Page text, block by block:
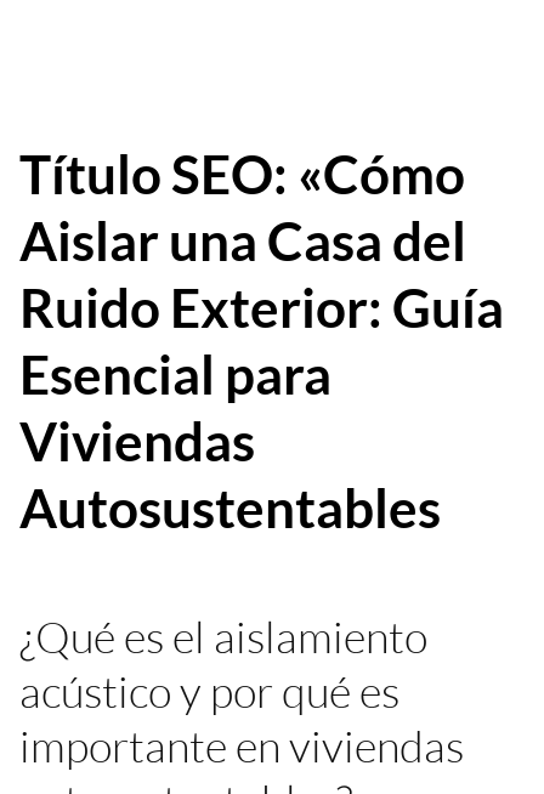
Título SEO: «Cómo
Aislar una Casa del
Ruido Exterior: Guía
Esencial para
Viviendas
Autosustentables
¿Qué es el aislamiento
acústico y por qué es
importante en viviendas